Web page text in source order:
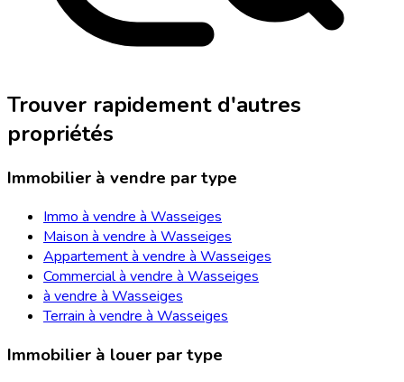
Trouver rapidement d'autres
propriétés
Immobilier à vendre par type
Immo à vendre à Wasseiges
Maison à vendre à Wasseiges
Appartement à vendre à Wasseiges
Commercial à vendre à Wasseiges
à vendre à Wasseiges
Terrain à vendre à Wasseiges
Immobilier à louer par type